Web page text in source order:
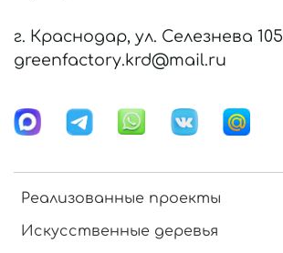
Реализованные проекты
Искусственные деревья
г. Краснодар, ул. Селезнева 105
greenfactory.krd@mail.ru